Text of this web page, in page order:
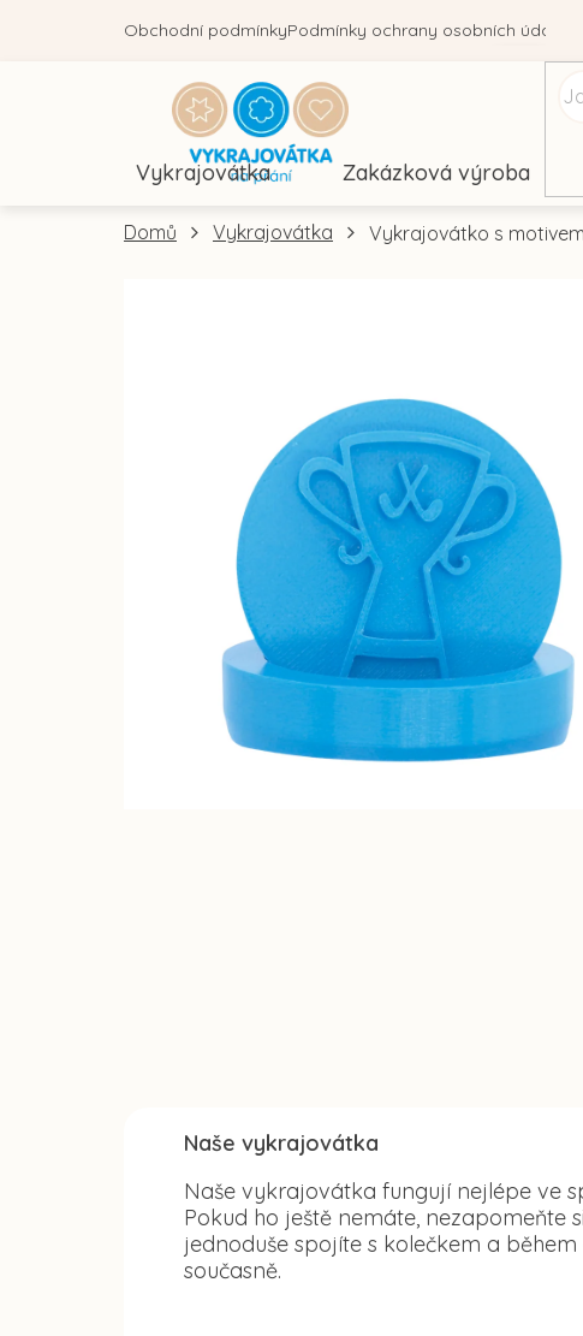
Obchodní podmínkyPodmínky ochrany osobních údajů
Vykrajovátka Zakázková výroba
Domů Vykrajovátka Vykrajovátko s
Naše vykrajovátka
Naše vykrajovátka fungují nejlépe ve
Pokud ho ještě nemáte, nezapomeňte
jednoduše spojíte s kolečkem a
současně.